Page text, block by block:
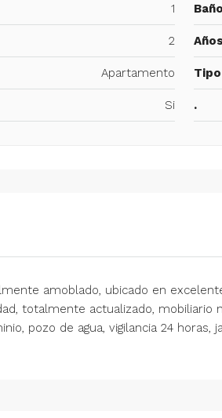
1 Baño
2
Apartamento
Si .
amoblado, ubicado en
totalmente actualizado, mobiliario
pozo de agua, vigilancia 24